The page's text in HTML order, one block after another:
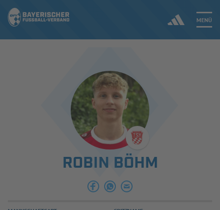
MENÜ
ERGEBNISSE & WETTBEWERBE
SPIELBETRIEB & VERBANDSLEBEN
AUSBILDUNG & FÖRDERUNGROBIN BÖHM